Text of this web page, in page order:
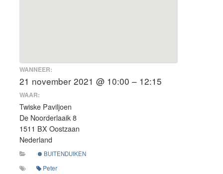
WANNEER:
21 november 2021 @ 10:00 – 12:15
WAAR:
Twiske Paviljoen
De Noorderlaaik 8
1511 BX Oostzaan
Nederland
BUITENDUIKEN
Peter